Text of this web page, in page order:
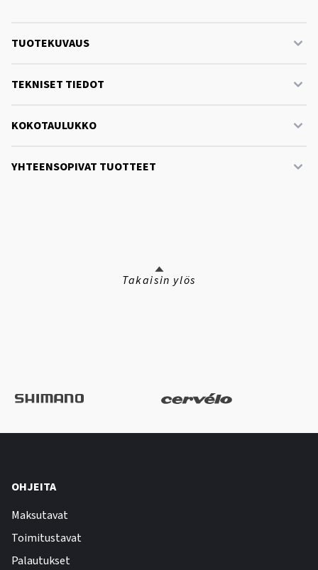
TUOTEKUVAUS
TEKNISET TIEDOT
KOKOTAULUKKO
YHTEENSOPIVAT TUOTTEET
Takaisin ylös
OHJEITA
Maksutavat
Toimitustavat
Palautukset